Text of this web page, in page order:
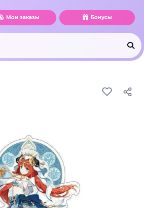
Мои заказы Бонусы